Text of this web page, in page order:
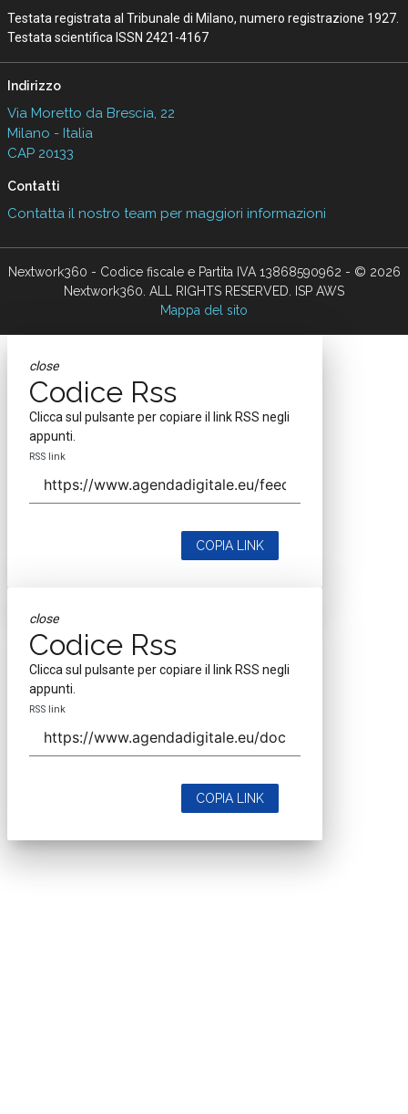
Testata registrata al Tribunale di Milano, numero registrazione 1927.
Testata scientifica ISSN 2421-4167
Indirizzo
Via Moretto da Brescia, 22
Milano - Italia
CAP 20133
Contatti
Contatta il nostro team per maggiori informazioni
Nextwork360 - Codice fiscale e Partita IVA 13868590962 - © 2026
Nextwork360. ALL RIGHTS RESERVED. ISP AWS
Mappa del sito
close
Codice Rss
Clicca sul pulsante per copiare il link RSS negli
appunti.
RSS link
COPIA LINK
close
Codice Rss
Clicca sul pulsante per copiare il link RSS negli
appunti.
RSS link
COPIA LINK